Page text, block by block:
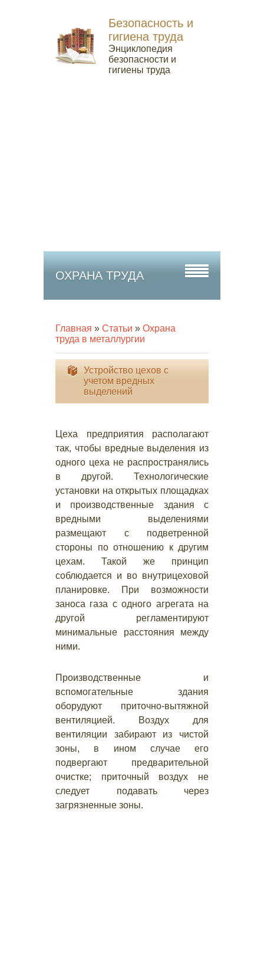
Безопасность и
гигиена труда
Энциклопедия
безопасности и
гигиены труда
ОХРАНА ТРУДА
Главная » Статьи » Охрана
труда в металлургии
Устройство цехов с
учетом вредных
выделений
Цеха предприятия располагают
так, чтобы вредные выделения из
одного цеха не распространялись
в другой. Технологические
установки на открытых площадках
и производственные здания с
вредными выделениями
размещают с подветренной
стороны по отношению к другим
цехам. Такой же принцип
соблюдается и во внутрицеховой
планировке. При возможности
заноса газа с одного агрегата на
другой регламентируют
минимальные расстояния между
ними.
Производственные и
вспомогательные здания
оборудуют приточно-вытяжной
вентиляцией. Воздух для
вентиляции забирают из чистой
зоны, в ином случае его
подвергают предварительной
очистке; приточный воздух не
следует подавать через
загрязненные зоны.